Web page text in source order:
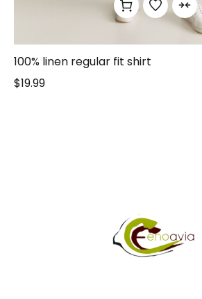
100% linen regular fit shirt
$19.99